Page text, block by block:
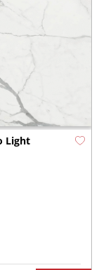
Light